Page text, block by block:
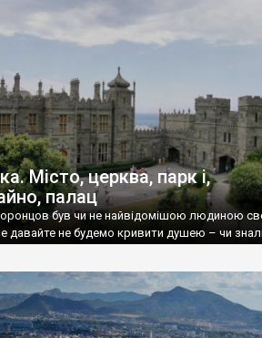
Місто, церква, парк і,
палац
був чи не найвідомішою людиною
давайте не будемо кривити душею – чи